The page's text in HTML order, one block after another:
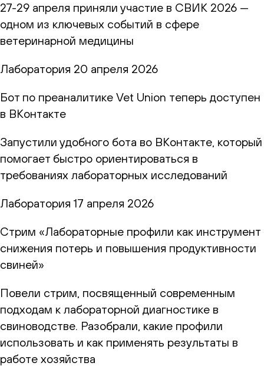
27-29 апреля приняли участие в СВИК 2026 —
одном из ключевых событий в сфере
ветеринарной медицины
Лаборатория 20 апреля 2026
Бот по преаналитике Vet Union теперь доступен
в ВКонтакте
Запустили удобного бота во ВКонтакте, который
помогает быстро ориентироваться в
требованиях лабораторных исследований
Лаборатория 17 апреля 2026
Стрим «Лабораторные профили как инструмент
снижения потерь и повышения продуктивности
свиней»
Повели стрим, посвященный современным
подходам к лабораторной диагностике в
свиноводстве. Разобрали, какие профили
использовать и как применять результаты в
работе хозяйства